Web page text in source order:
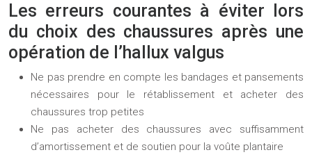
Les erreurs courantes à éviter lors
du choix des chaussures après une
opération de l’hallux valgus
Ne pas prendre en compte les bandages et pansements
nécessaires pour le rétablissement et acheter des
chaussures trop petites
Ne pas acheter des chaussures avec suffisamment
d’amortissement et de soutien pour la voûte plantaire